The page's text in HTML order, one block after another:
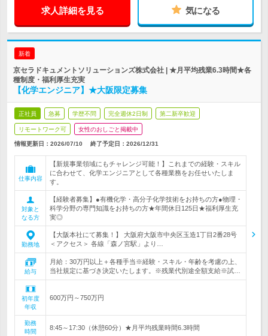
求人詳細を見る 気になる
新着
京セラドキュメントソリューションズ株式会社 | ★月平均残業6.3時間★各
種制度・福利厚生充実
【化学エンジニア】★大阪限定募集
正社員 急募 学歴不問 完全週休2日制 第二新卒歓迎
リモートワーク可 女性のおしごと掲載中
情報更新日：2026/07/10 終了予定日： 2026/12/31
仕事内容
【新規事業領域にもチャレンジ可能！】これまでの経験・スキル
に合わせて、化学エンジニアとして各種業務をお任せいたしま
す。
対象と
なる方
【経験者募集】●有機化学・高分子化学技術をお持ちの方●物理・
科学分野の専門知識をお持ちの方★年間休日125日★福利厚生充
実◎
勤務地
【大阪本社にて募集！】 大阪府大阪市中央区玉造1丁目2番28号
＜アクセス＞ 各線「森ノ宮駅」より…
給与
月給：30万円以上＋各種手当※経験・スキル・年齢を考慮の上、
当社規定に基づき決定いたします。※残業代別途全額支給※試…
初年度
年収
600万円～750万円
勤務
時間
8:45～17:30（休憩60分）★月平均残業時間6.3時間